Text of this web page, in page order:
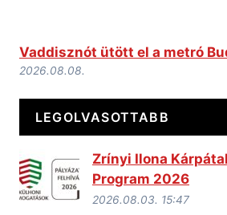
Vaddisznót ütött el a metró
2026.08.08.
LEGOLVASOTTABB
Zrínyi Ilona
Program 2026
2026.08.03. 15:47